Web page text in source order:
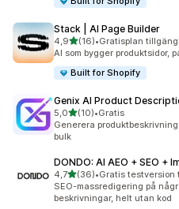
Stack | AI Page Builder
4,9av 5 stjärnor
(16)
16 recensioner totalt
•Gratisplan
AI som bygger produktsidor,
Built for Shopify
Genix AI Product
5,0av 5 stjärnor
(10)
10 recensioner totalt
•Gratis
Generera
bulk
DONDO: AI AEO + SEO +
4,7av 5 stjärnor
(36)
36 recensioner totalt
•Gratis testversion
SEO-massredigering på
beskrivningar, helt utan kod